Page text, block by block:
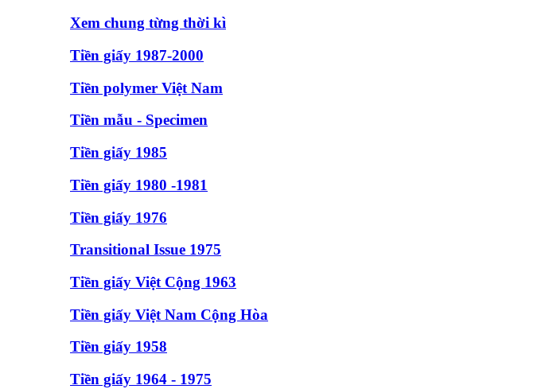
Xem chung từng thời kì
Tiền giấy 1987-2000
Tiền polymer Việt Nam
Tiền mẫu - Specimen
Tiền giấy 1985
Tiền giấy 1980 -1981
Tiền giấy 1976
Transitional Issue 1975
Tiền giấy Việt Cộng 1963
Tiền giấy Việt Nam Cộng Hòa
Tiền giấy 1958
Tiền giấy 1964 - 1975